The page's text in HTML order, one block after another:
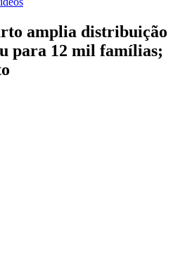
amplia distribuição
para 12 mil famílias;